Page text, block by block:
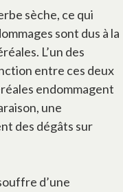
sèche, ce qui
sont dus à la
L’un des
entre ces deux
endommagent
une
des dégâts sur
d’une